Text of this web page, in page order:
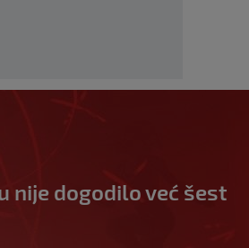
nije dogodilo već šest